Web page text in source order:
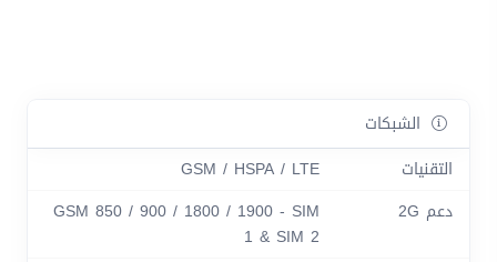
الشبكات
التقنيات
GSM / HSPA / LTE
دعم 2G
GSM 850 / 900 / 1800 / 1900 - SIM
1 & SIM 2